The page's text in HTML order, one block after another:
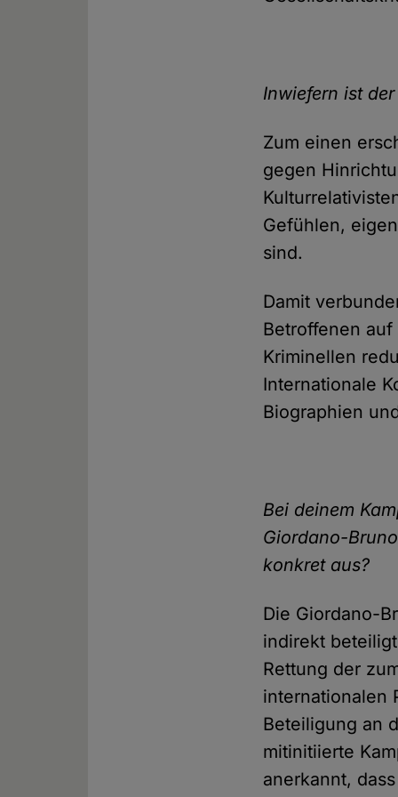
Inwiefern ist
Zum einen
gegen
Gefühlen,
sind.
Damit
Betroffenen
Kriminellen
Internationale
Biographien
Bei deinem
Giordano-
konkret aus?
Die Giordano-
indirekt
Rettung der
internationalen
Beteiligung an
mitinitiierte
anerkannt,